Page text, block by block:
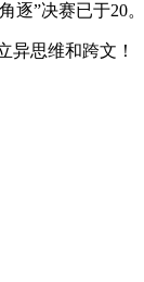
”决赛已于20。
思维和跨文！